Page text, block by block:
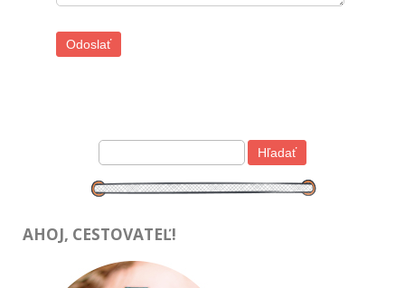
AHOJ, CESTOVATEĽ!